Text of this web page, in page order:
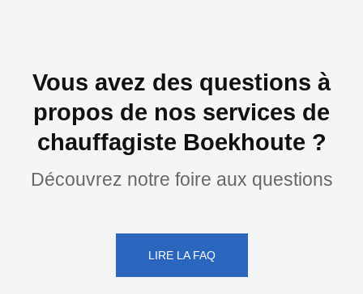
Vous avez des questions à
propos de nos services de
chauffagiste Boekhoute ?
Découvrez notre foire aux questions
LIRE LA FAQ